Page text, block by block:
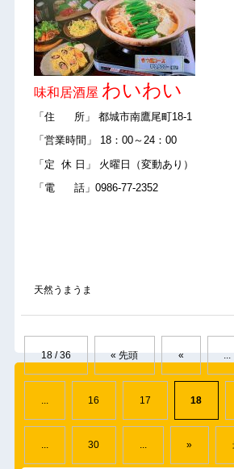
味和居酒屋 わいわい
「住 所」 都城市南鷹尾町18-1
「営業時間」 18：00～24：00
「定 休 日」 火曜日（変動あり）
「電 話」0986-77-2352
天然うまうま
18 / 36 « 先頭 « ...
16 17 18
... 30 ... »